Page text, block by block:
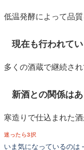
低温発酵によって品質
現在も行われて
多くの酒蔵で継続され
新酒との関係は
寒造りで仕込まれた
迷ったら3択
いま気になっているの